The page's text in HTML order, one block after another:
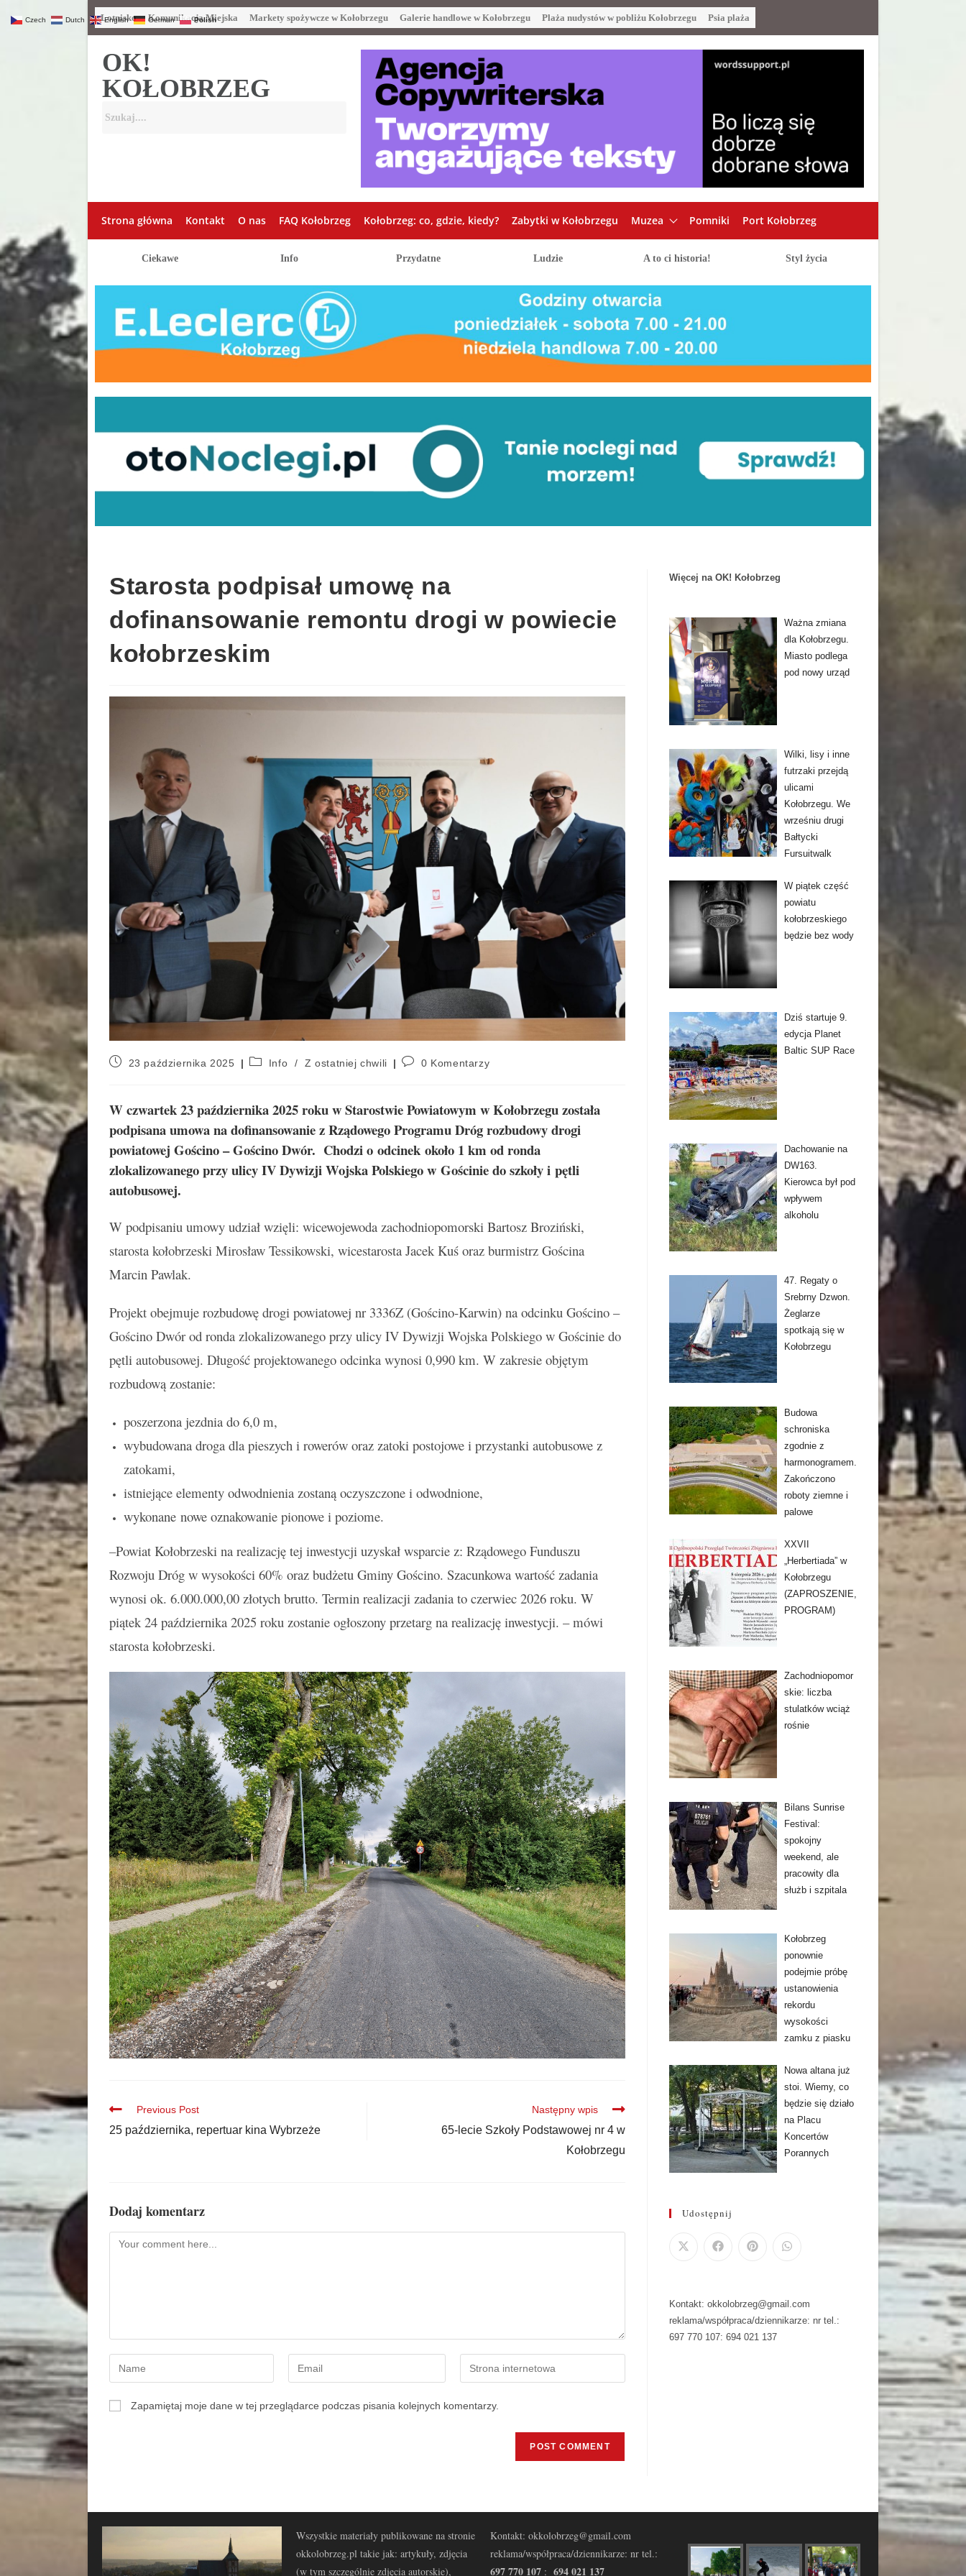
Lotnisko Komunikacja Miejska Markety spożywcze w Kołobrzegu Galerie handlowe w Kołobrzegu Plaża nudystów w pobliżu Kołobrzegu Psia plaża
OK!
KOŁOBRZEG
Strona główna Kontakt O nas FAQ Kołobrzeg Kołobrzeg: co, gdzie, kiedy? Zabytki w Kołobrzegu Muzea Pomniki Port Kołobrzeg
Ciekawe Info Przydatne Ludzie A to ci historia! Styl życia
Starosta podpisał umowę na
dofinansowanie remontu drogi w powiecie
kołobrzeskim
23 października 2025 Info / Z ostatniej chwili 0 Komentarzy
W czwartek 23 października 2025 roku w Starostwie Powiatowym w Kołobrzegu została
podpisana umowa na dofinansowanie z Rządowego Programu Dróg rozbudowy drogi
powiatowej Gościno – Gościno Dwór. Chodzi o odcinek około 1 km od ronda
zlokalizowanego przy ulicy IV Dywizji Wojska Polskiego w Gościnie do szkoły i pętli
autobusowej.
W podpisaniu umowy udział wzięli: wicewojewoda zachodniopomorski Bartosz Broziński,
starosta kołobrzeski Mirosław Tessikowski, wicestarosta Jacek Kuś oraz burmistrz Gościna
Marcin Pawlak.
Projekt obejmuje rozbudowę drogi powiatowej nr 3336Z (Gościno-Karwin) na odcinku Gościno –
Gościno Dwór od ronda zlokalizowanego przy ulicy IV Dywizji Wojska Polskiego w Gościnie do
pętli autobusowej. Długość projektowanego odcinka wynosi 0,990 km. W zakresie objętym
rozbudową zostanie:
poszerzona jezdnia do 6,0 m,
wybudowana droga dla pieszych i rowerów oraz zatoki postojowe i przystanki autobusowe z
zatokami,
istniejące elementy odwodnienia zostaną oczyszczone i odwodnione,
wykonane nowe oznakowanie pionowe i poziome.
–Powiat Kołobrzeski na realizację tej inwestycji uzyskał wsparcie z: Rządowego Funduszu
Rozwoju Dróg w wysokości 60% oraz budżetu Gminy Gościno. Szacunkowa wartość zadania
wynosi ok. 6.000.000,00 złotych brutto. Termin realizacji zadania to czerwiec 2026 roku. W
piątek 24 października 2025 roku zostanie ogłoszony przetarg na realizację inwestycji. – mówi
starosta kołobrzeski.
Previous Post
25 października, repertuar kina Wybrzeże
Następny wpis
65-lecie Szkoły Podstawowej nr 4 w
Kołobrzegu
Dodaj komentarz
Zapamiętaj moje dane w tej przeglądarce podczas pisania kolejnych komentarzy.
Więcej na OK! Kołobrzeg
Ważna zmiana
dla Kołobrzegu.
Miasto podlega
pod nowy urząd
Wilki, lisy i inne
futrzaki przejdą
ulicami
Kołobrzegu. We
wrześniu drugi
Bałtycki
Fursuitwalk
W piątek część
powiatu
kołobrzeskiego
będzie bez wody
Dziś startuje 9.
edycja Planet
Baltic SUP Race
Dachowanie na
DW163.
Kierowca był pod
wpływem
alkoholu
47. Regaty o
Srebrny Dzwon.
Żeglarze
spotkają się w
Kołobrzegu
Budowa
schroniska
zgodnie z
harmonogramem.
Zakończono
roboty ziemne i
palowe
XXVII
„Herbertiada” w
Kołobrzegu
(ZAPROSZENIE,
PROGRAM)
Zachodniopomor
skie: liczba
stulatków wciąż
rośnie
Bilans Sunrise
Festival:
spokojny
weekend, ale
pracowity dla
służb i szpitala
Kołobrzeg
ponownie
podejmie próbę
ustanowienia
rekordu
wysokości
zamku z piasku
Nowa altana już
stoi. Wiemy, co
będzie się działo
na Placu
Koncertów
Porannych
Udostępnij
Kontakt: okkolobrzeg@gmail.com
reklama/współpraca/dziennikarze: nr tel.:
697 770 107: 694 021 137
Wszystkie materiały publikowane na stronie
okkolobrzeg.pl takie jak: artykuły, zdjęcia
(w tym szczególnie zdjęcia autorskie),
Kontakt: okkolobrzeg@gmail.com
reklama/współpraca/dziennikarze: nr tel.:
697 770 107 : 694 021 137
Czech Dutch English German Polish